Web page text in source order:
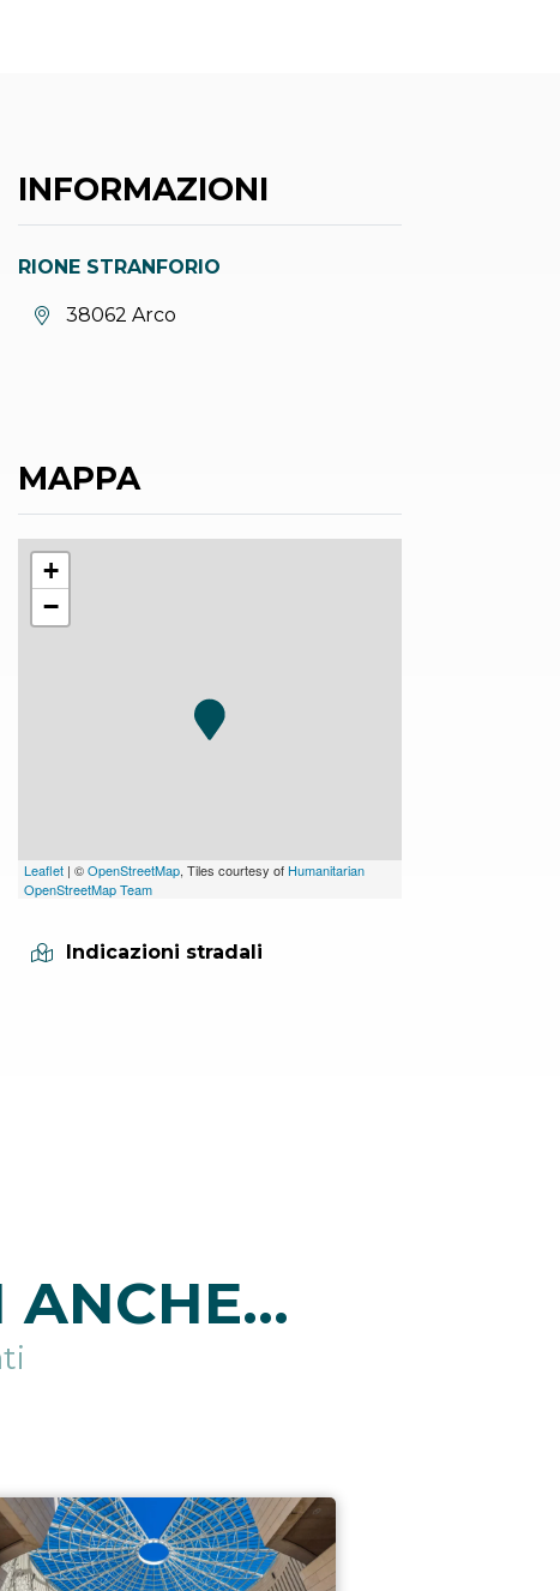
INFORMAZIONI
RIONE STRANFORIO
Località:38062 Arco
MAPPA
+
−
Leaflet | ©OpenStreetMap, Tiles courtesy of Humanitarian
OpenStreetMap Team
Indicazioni stradali
ANCHE...